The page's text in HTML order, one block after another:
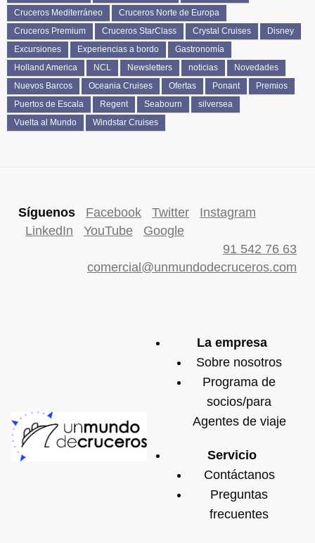
Cruceros Mediterráneo
Cruceros Norte de Europa
Cruceros Premium
Cruceros StarClass Crystal Cruises
Disney
Excursiones
Experiencias a bordo
Gastronomía
Holland America
NCL Newsletters noticias
Novedades
Nuevos Barcos
Oceania Cruises Ofertas Ponant
Premios
Puertos de Escala
Regent Seabourn
silversea
Vuelta al Mundo
Windstar Cruises
Síguenos Facebook Twitter
Instagram
LinkedIn
YouTube
Google
91 542 76 63
comercial@unmundodecruceros.com
La empresa
Sobre nosotros
Programa de
socios/para
Agentes de viaje
Servicio
Contáctanos
Preguntas
frecuentes